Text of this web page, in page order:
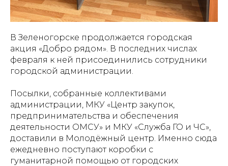
В Зеленогорске продолжается городская
акция «Добро рядом». В последних числах
февраля к ней присоединились сотрудники
городской администрации.
Посылки, собранные коллективами
администрации, МКУ «Центр закупок,
предпринимательства и обеспечения
деятельности ОМСУ» и МКУ «Служба ГО и ЧС»,
доставили в Молодёжный центр. Именно сюда
ежедневно поступают коробки с
гуманитарной помощью от городских